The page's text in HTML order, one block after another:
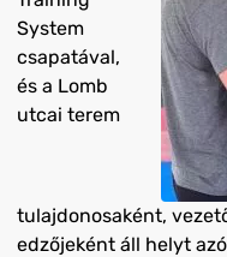
System
csapatával,
és a Lomb
utcai terem
tulajdonosaként,
edzőjeként áll helyt